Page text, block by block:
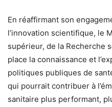
En réaffirmant son
l’innovation scientifique, le
supérieur, de la Recherche
place la connaissance et
politiques publiques de
qui pourrait contribuer à
sanitaire plus performant,